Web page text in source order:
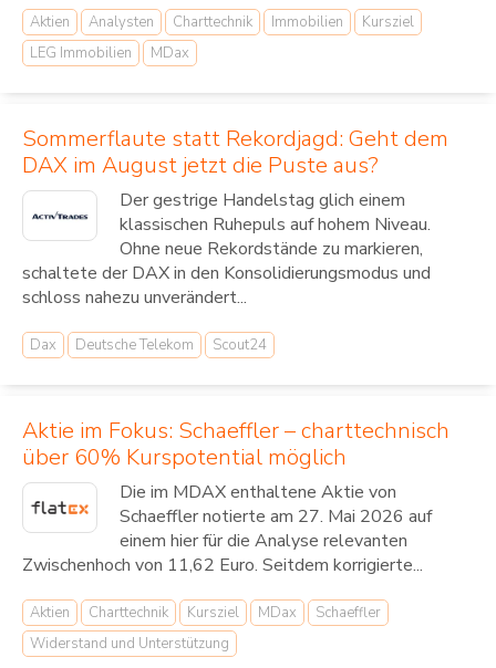
Aktien Analysten Charttechnik Immobilien
Kursziel
LEG Immobilien
MDax
Sommerflaute statt Rekordjagd: Geht dem
DAX im August jetzt die Puste aus?
Der gestrige Handelstag glich einem
klassischen Ruhepuls auf hohem Niveau.
Ohne neue Rekordstände zu markieren,
schaltete der DAX in den Konsolidierungsmodus und
schloss nahezu unverändert...
Dax Deutsche Telekom Scout24
Aktie im Fokus: Schaeffler – charttechnisch
über 60% Kurspotential möglich
Die im MDAX enthaltene Aktie von
Schaeffler notierte am 27. Mai 2026 auf
einem hier für die Analyse relevanten
Zwischenhoch von 11,62 Euro. Seitdem korrigierte...
Aktien Charttechnik Kursziel MDax
Schaeffler
Widerstand und Unterstützung